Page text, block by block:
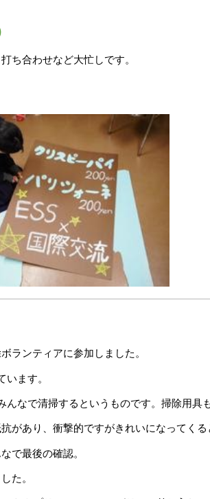
ち合わせなど大忙しです。
ランティアに参加しました。
います。
んなで清掃するというものです。掃除用具
があり、衝撃的ですがきれいになってくる
で最後の確認。
た。